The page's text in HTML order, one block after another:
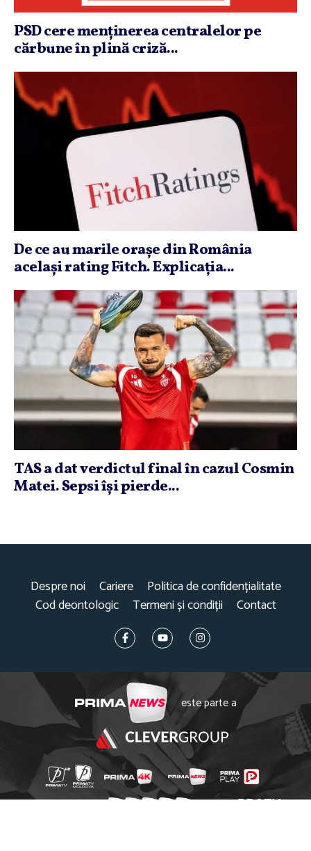
PSD cere menţinerea centralelor pe
cărbune în plină criză...
De ce au marile oraşe din România
acelaşi rating Fitch. Explicaţia...
TAS a dat verdictul final în cazul Cosmin
Matei. Sepsi îşi pierde...
Despre noi Cariere
Politica de confidențialitate
Cod deontologic
Termeni și condiții Contact
este parte a